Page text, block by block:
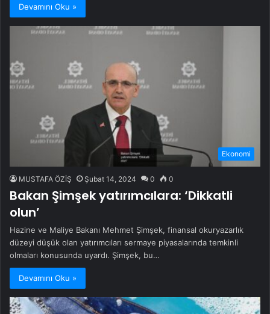
Devamını Oku »
Ekonomi
MUSTAFA ÖZİŞ Şubat 14, 2024 0 0
Bakan Şimşek yatırımcılara: ‘Dikkatli
olun’
Hazine ve Maliye Bakanı Mehmet Şimşek, finansal okuryazarlık
düzeyi düşük olan yatırımcıları sermaye piyasalarında temkinli
olmaları konusunda uyardı. Şimşek, bu…
Devamını Oku »